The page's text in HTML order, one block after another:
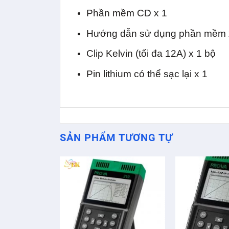
Phần mềm CD x 1
Hướng dẫn sử dụng phần mềm
Clip Kelvin (tối đa 12A) x 1 bộ
Pin lithium có thể sạc lại x 1
SẢN PHẨM TƯƠNG TỰ